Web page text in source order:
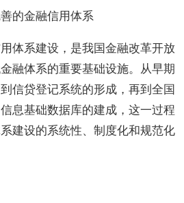
的金融信用体系
体系建设，是我国金融改革开放
融体系的重要基础设施。从早期
信贷登记系统的形成，再到全国
息基础数据库的建成，这一过程
建设的系统性、制度化和规范化